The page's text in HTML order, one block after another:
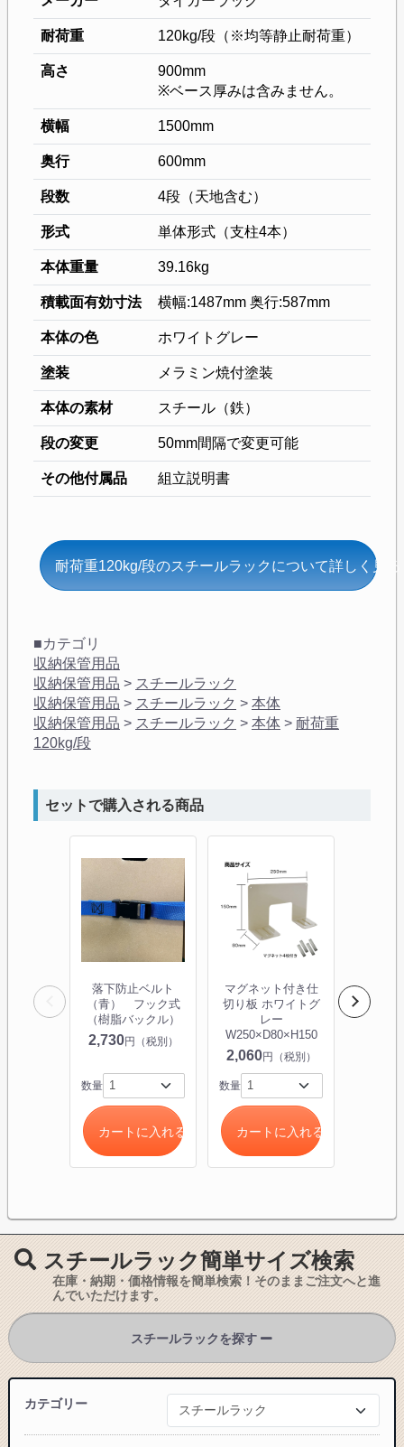
耐荷重 120kg/段（※均等静止耐荷重）
高さ
900mm
※ベース厚みは含みません。
横幅 1500mm
奥行 600mm
段数 4段（天地含む）
形式 単体形式（支柱4本）
本体重量 39.16kg
積載面有効寸法 横幅:1487mm 奥行:587mm
本体の色 ホワイトグレー
塗装 メラミン焼付塗装
本体の素材 スチール（鉄）
段の変更 50mm間隔で変更可能
その他付属品 組立説明書
耐荷重120kg/段のスチールラックについて詳しく見る
■カテゴリ
収納保管用品
収納保管用品 > スチールラック
収納保管用品 > スチールラック > 本体
収納保管用品 > スチールラック > 本体 > 耐荷重
120kg/段
セットで購入される商品
落下防止ベルト
（青） フック式
（樹脂バックル）
2,730円（税別）
数量
カートに入れる
マグネット付き仕
切り板 ホワイトグ
レー
W250×D80×H150
2,060円（税別）
数量
カートに入れる
強力マ
ック
スチールラック簡単サイズ検索
在庫・納期・価格情報を簡単検索！そのままご注文へと進
んでいただけます。
スチールラックを探す
カテゴリー